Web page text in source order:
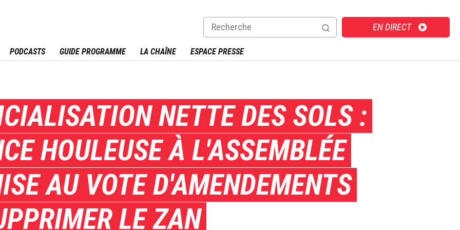
EN DIRECT
PODCASTS GUIDE PROGRAMME LA CHAÎNE ESPACE PRESSE
NETTE DES SOLS :
HOULEUSE À L'ASSEMBLÉE
AU VOTE D'AMENDEMENTS
LE ZAN